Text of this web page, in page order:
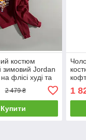
костюм
зимовий Jordan
флісі худі та
бордовий
2 479 ₴
Купити
1